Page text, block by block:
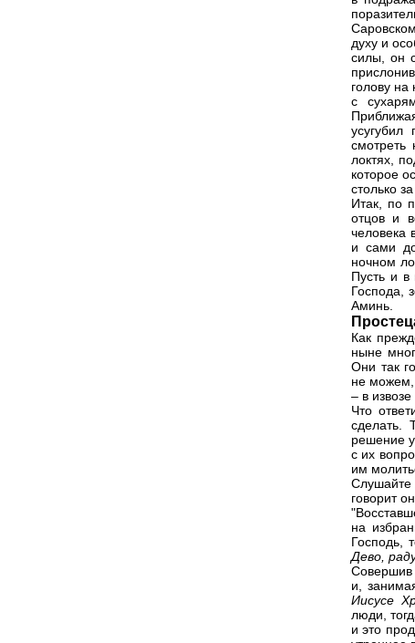
духу и
силы, он
голову
с
локтях,
которое
столько
Итак, по
отцов и
человека
и сами
ночном
Пусть и в
Господа,
Аминь.
Как
ныне
Они так
не можем,
– в
Что
сделать.
решение
с их
им
Слушайте
говорит он.
на
Господь,
Дево,
Совершив
и,
Иисусе
люди,
и это